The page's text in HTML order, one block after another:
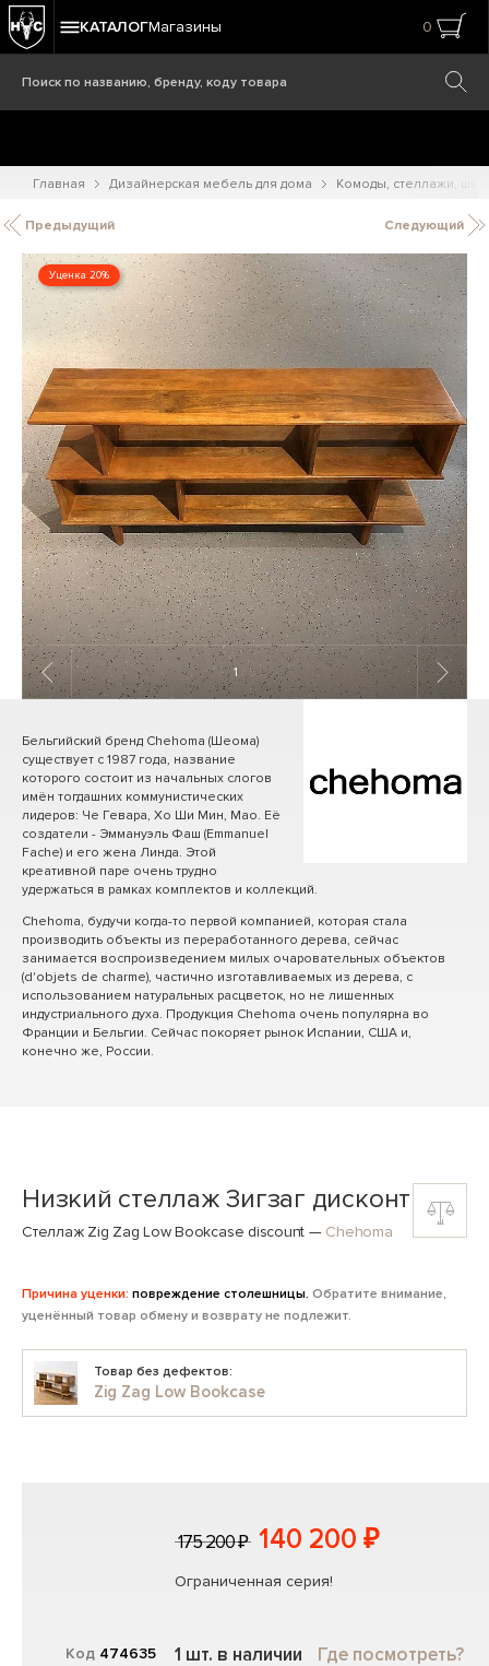
КАТАЛОГМагазины 0
Главная Дизайнерская мебель для дома Комоды, стеллажи,
Предыдущий Следующий
Уценка 20%
1/ 5
Бельгийский бренд Chehoma (Шеома)
существует с 1987 года, название
которого состоит из начальных слогов
имён тогдашних коммунистических
лидеров: Че Гевара, Хо Ши Мин, Мао. Её
создатели - Эммануэль Фаш (Emmanuel
Fache) и его жена Линда. Этой
креативной паре очень трудно
удержаться в рамках комплектов и коллекций.
Chehoma, будучи когда-то первой компанией, которая стала
производить объекты из переработанного дерева, сейчас
занимается воспроизведением милых очаровательных объектов
(d'objets de charme), частично изготавливаемых из дерева, с
использованием натуральных расцветок, но не лишенных
индустриального духа. Продукция Chehoma очень популярна во
Франции и Бельгии. Сейчас покоряет рынок Испании, США и,
конечно же, России.
Низкий стеллаж Зигзаг дисконт
Стеллаж Zig Zag Low Bookcase discount — Chehoma
Причина уценки: повреждение столешницы. Обратите внимание,
уценённый товар обмену и возврату не подлежит.
Товар без дефектов:
Zig Zag Low Bookcase
Код 474635
175 200 ₽ 140 200 ₽
Ограниченная серия!
1 шт. в наличии Где посмотреть?